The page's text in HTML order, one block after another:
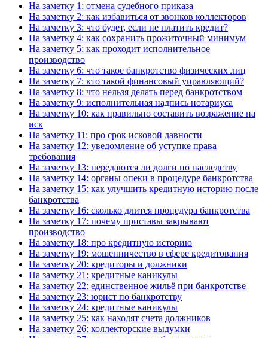
На заметку 1: отмена судебного приказа
На заметку 2: как избавиться от звонков коллекторов
На заметку 3: что будет, если не платить кредит?
На заметку 4: как сохранить прожиточный минимум
На заметку 5: как проходит исполнительное
производство
На заметку 6: что такое банкротство физических лиц
На заметку 7: кто такой финансовый управляющий?
На заметку 8: что нельзя делать перед банкротством
На заметку 9: исполнительная надпись нотариуса
На заметку 10: как правильно составить возражение на
иск
На заметку 11: про срок исковой давности
На заметку 12: уведомление об уступке права
требования
На заметку 13: передаются ли долги по наследству
На заметку 14: органы опеки в процедуре банкротства
На заметку 15: как улучшить кредитную историю после
банкротства
На заметку 16: сколько длится процедура банкротства
На заметку 17: почему приставы закрывают
производство
На заметку 18: про кредитную историю
На заметку 19: мошенничество в сфере кредитования
На заметку 20: кредиторы и должники
На заметку 21: кредитные каникулы
На заметку 22: единственное жильё при банкротстве
На заметку 23: юрист по банкротству
На заметку 24: кредитные каникулы
На заметку 25: как находят счета должников
На заметку 26: коллекторские выдумки